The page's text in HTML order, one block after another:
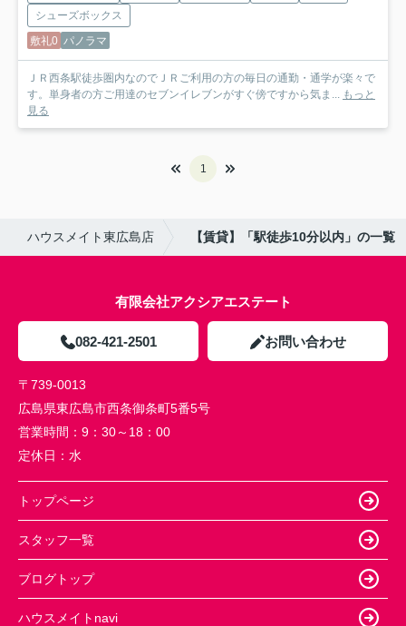
シューズボックス
敷礼0 パノラマ
ＪＲ西条駅徒歩圏内なのでＪＲご利用の方の毎日の通勤・通学が楽々で
す。単身者の方ご用達のセブンイレブンがすぐ傍ですから気ま... もっと
見る
1
ハウスメイト東広島店 【賃貸】「駅徒歩10分以内」の一覧
有限会社アクシアエステート
082-421-2501 お問い合わせ
〒739-0013
広島県東広島市西条御条町5番5号
営業時間： 9：30～18：00
定休日： 水
トップページ
スタッフ一覧
ブログトップ
ハウスメイトnavi